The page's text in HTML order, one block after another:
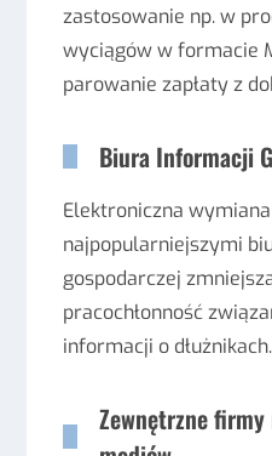
zastosowanie np. w
wyciągów w formacie
parowanie zapłaty z
Biura Informacji
Elektroniczna
najpopularniejszymi
gospodarczej
pracochłonność
informacji o dłużnikach.
Zewnętrzne